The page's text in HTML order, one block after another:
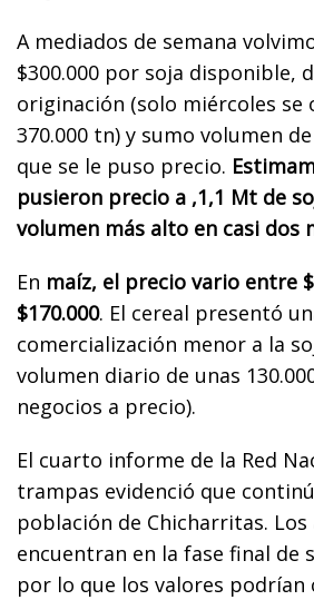
A mediados de semana
$300.000 por soja disponible,
originación (solo miércoles se
370.000 tn) y sumo volumen
que se le puso precio.
pusieron precio a ,1,1 Mt de
volumen más alto en casi dos
En maíz, el precio vario entre
$170.000. El cereal presentó
comercialización menor a la
volumen diario de unas
negocios a precio).
El cuarto informe de la Red
trampas evidenció que
población de Chicharritas.
encuentran en la fase final de
por lo que los valores